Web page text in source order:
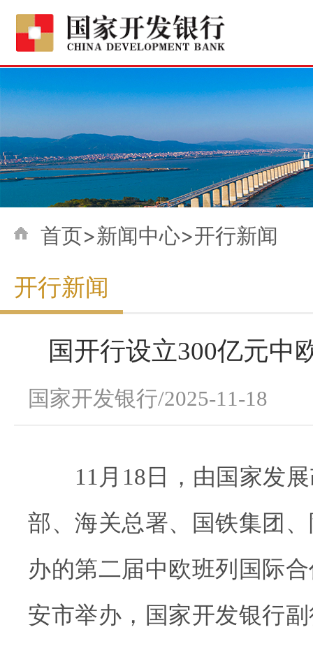
首页>新闻中心>开行新闻
开行新闻
国开行设立300亿元中
国家开发银行/2025-11-18
11月18日，由国家发展
部、海关总署、国铁集团
办的第二届中欧班列国际
安市举办，国家开发银行